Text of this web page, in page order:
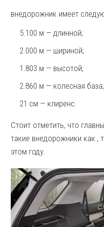
внедорожник имеет
5.100 м — длинной;
2.000 м — шириной;
1.803 м — высотой;
2.860 м — колесная база;
21 см — клиренс.
Стоит отметить, что
такие внедорожники как ,
этом году.